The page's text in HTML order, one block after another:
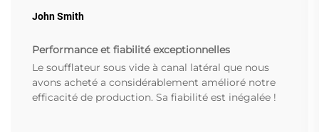
John Smith
Performance et fiabilité exceptionnelles
Le soufflateur sous vide à canal latéral que nous
avons acheté a considérablement amélioré notre
efficacité de production. Sa fiabilité est inégalée !